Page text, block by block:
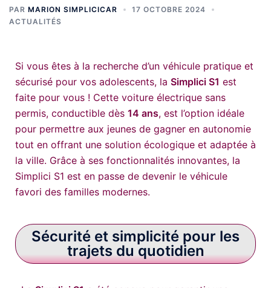
PAR MARION SIMPLICICAR
17 OCTOBRE 2024
ACTUALITÉS
Si vous êtes à la recherche d’un véhicule pratique et
sécurisé pour vos adolescents, la Simplici S1 est
faite pour vous ! Cette voiture électrique sans
permis, conductible dès 14 ans, est l’option idéale
pour permettre aux jeunes de gagner en autonomie
tout en offrant une solution écologique et adaptée à
la ville. Grâce à ses fonctionnalités innovantes, la
Simplici S1 est en passe de devenir le véhicule
favori des familles modernes.
Sécurité et simplicité pour les
trajets du quotidien